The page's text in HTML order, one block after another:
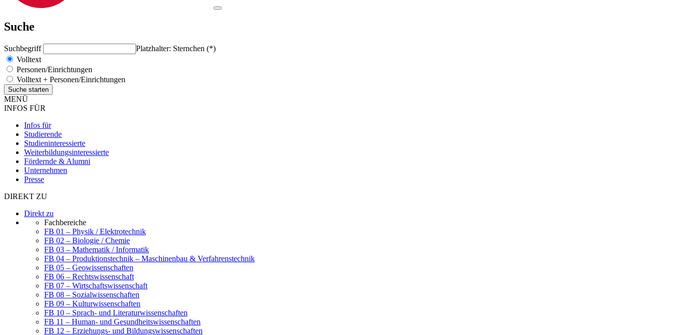
Suche
Suchbegriff
Platzhalter: Sternchen (*)
Volltext
Personen/Einrichtungen
Volltext + Personen/Einrichtungen
MENÜ
INFOS FÜR
Infos für
Studierende
Studieninteressierte
Weiterbildungsinteressierte
Fördernde & Alumni
Unternehmen
Presse
DIREKT ZU
Direkt zu
Fachbereiche
FB 01 – Physik / Elektrotechnik
FB 02 – Biologie / Chemie
FB 03 – Mathematik / Informatik
FB 04 – Produktionstechnik – Maschinenbau & Verfahrenstechnik
FB 05 – Geowissenschaften
FB 06 – Rechtswissenschaft
FB 07 – Wirtschaftswissenschaft
FB 08 – Sozialwissenschaften
FB 09 – Kulturwissenschaften
FB 10 – Sprach- und Literaturwissenschaften
FB 11 – Human- und Gesundheitswissenschaften
FB 12 – Erziehungs- und Bildungswissenschaften